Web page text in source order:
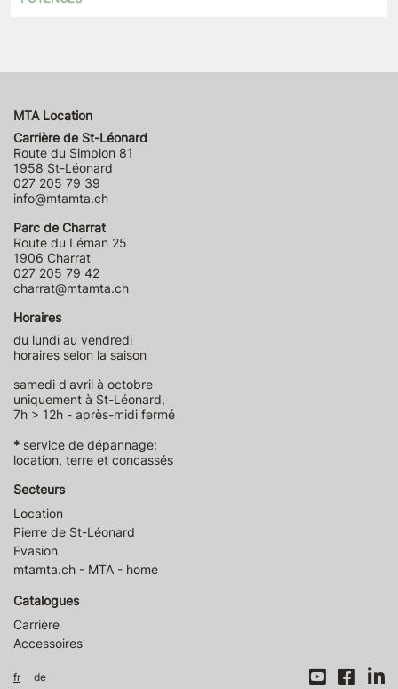
MTA Location
Carrière de St-Léonard
Route du Simplon 81
1958 St-Léonard
027 205 79 39
info@mtamta.ch
Parc de Charrat
Route du Léman 25
1906 Charrat
027 205 79 42
charrat@mtamta.ch
Horaires
du lundi au vendredi
horaires selon la saison
samedi d'avril à octobre
uniquement à St-Léonard,
7h > 12h - après-midi fermé
* service de dépannage:
location, terre et concassés
Secteurs
Location
Pierre de St-Léonard
Evasion
mtamta.ch - MTA - home
Catalogues
Carrière
Accessoires
fr de